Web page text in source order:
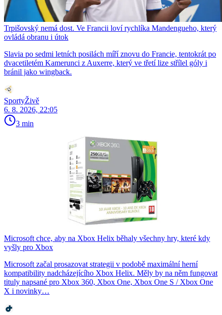
Trpišovský nemá dost. Ve Francii loví rychlíka Mandengueho, který
ovládá obranu i útok
Slavia po sedmi letních posilách míří znovu do Francie, tentokrát po
dvacetiletém Kamerunci z Auxerre, který ve třetí lize střílel góly i
bránil jako wingback.
SportyŽivě
6. 8. 2026, 22:05
3 min
Microsoft chce, aby na Xbox Helix běhaly všechny hry, které kdy
vyšly pro Xbox
Microsoft začal prosazovat strategii v podobě maximální herní
kompatibility nadcházejícího Xbox Helix. Měly by na něm fungovat
tituly napsané pro Xbox 360, Xbox One, Xbox One S / Xbox One
X i novinky…